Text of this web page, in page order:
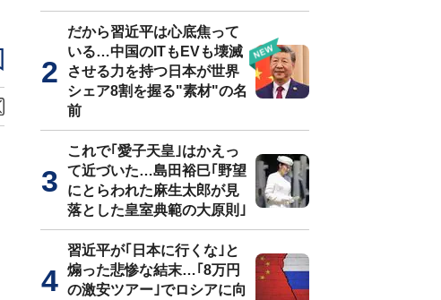
だから習近平は心底焦って
いる…中国のITもEVも壊滅
させる力を持つ日本が世界
シェア8割を握る"素材"の名
前
これで｢愛子天皇｣はかえっ
て近づいた…島田裕巳｢野望
にとらわれた麻生太郎が見
落とした皇室典範の大原則｣
習近平が｢日本に行くな｣と
煽った悲惨な結末…｢8万円
の激安ツアー｣でロシアに向